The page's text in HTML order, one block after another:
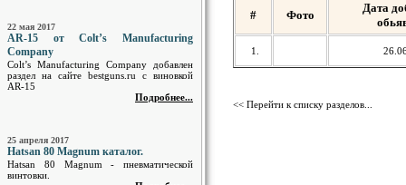
22 мая 2017
AR-15 от Colt’s Manufacturing
Company
Colt’s Manufacturing Company добавлен
раздел на сайте bestguns.ru с виновкой
AR-15
Подробнее...
25 апреля 2017
Hatsan 80 Magnum каталог.
Hatsan 80 Magnum - пневматической
винтовки.
# Фото
Дата
1.
<< Перейти к списку разделов...